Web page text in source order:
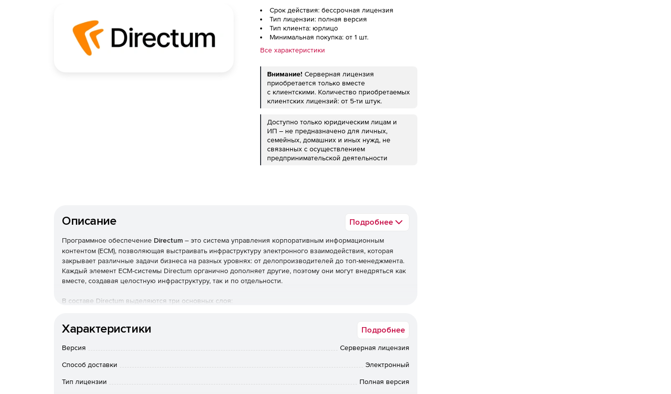
Срок действия: бессрочная лицензия
Тип лицензии: полная версия
Тип клиента: юрлицо
Минимальная покупка: от 1 шт.
Все характеристики
Внимание! Серверная лицензия
приобретается только вместе
с клиентскими. Количество приобретаемых
клиентских лицензий: от 5-ти штук.
Доступно только юридическим лицам и
ИП – не предназначено для личных,
семейных, домашних и иных нужд, не
связанных с осуществлением
предпринимательской деятельности
Описание Подробнее
Программное обеспечение Directum – это система управления корпоративным информационным
контентом (ECM), позволяющая выстраивать инфраструктуру электронного взаимодействия, которая
закрывает различные задачи бизнеса на разных уровнях: от делопроизводителей до топ-менеджмента.
Каждый элемент ECM-системы Directum органично дополняет другие, поэтому они могут внедряться как
вместе, создавая целостную инфраструктуру, так и по отдельности.
В составе Directum выделяются три основных слоя:
Платформа, построенная на обязательных компонентах системы.
Модули системы и технические решения.
Характеристики Подробнее
Версия Серверная лицензия
Способ доставки Электронный
Тип лицензии Полная версия